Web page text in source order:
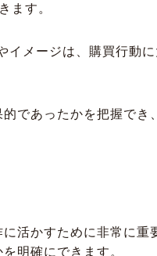
ます。
メージは、購買行動に
であったかを把握でき
活かすために非常に重
明確にできます。